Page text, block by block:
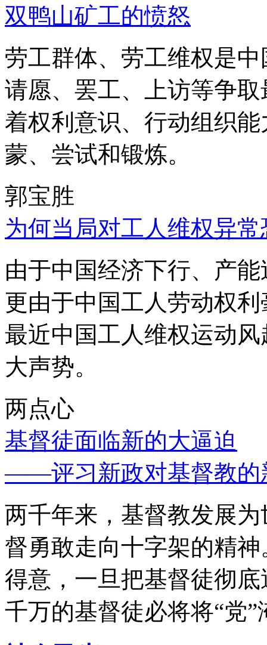
双鸭山矿工的愤怒
劳工群体、劳工维权是
请愿、罢工、上访等争
着权利意识、行动组织
蒙、尝试和锻炼。
郭宝胜
为何当局对工人维权异
由于中国经济下行、产
更由于中国工人劳动权
最近中国工人维权运动
大声势。
两点心
基督徒面临新的大逼迫
——评习新政对基督教的
两千年来，基督教发展
督勇敢走向十字架的精
得意，一旦把基督徒彻
千万的基督徒必将将“党”